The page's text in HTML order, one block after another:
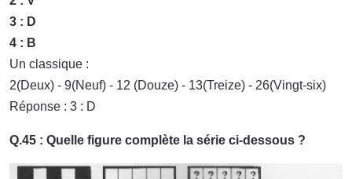
3 : D
4 : B
Un classique :
2(Deux) - 9(Neuf) - 12 (Douze) - 13(Treize) - 26(Vingt-six)
Réponse : 3 : D
Q.45 : Quelle figure complète la série ci-dessous ?